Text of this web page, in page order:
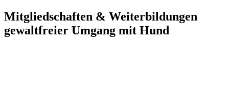
Mitgliedschaften & Weiterbildungen
gewaltfreier Umgang mit Hund